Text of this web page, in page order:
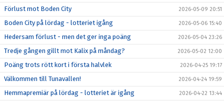
Förlust mot Boden City 2026-05-09 20:51
Boden City på lördag - lotteriet igång 2026-05-06 15:40
Hedersam förlust - men det ger inga poäng 2026-05-04 23:26
Tredje gången gillt mot Kalix på måndag? 2026-05-02 12:00
Poäng trots rött kort i första halvlek 2026-04-25 19:17
Välkommen till Tunavallen! 2026-04-24 19:59
Hemmapremiär på lördag - lotteriet är igång 2026-04-22 13:44